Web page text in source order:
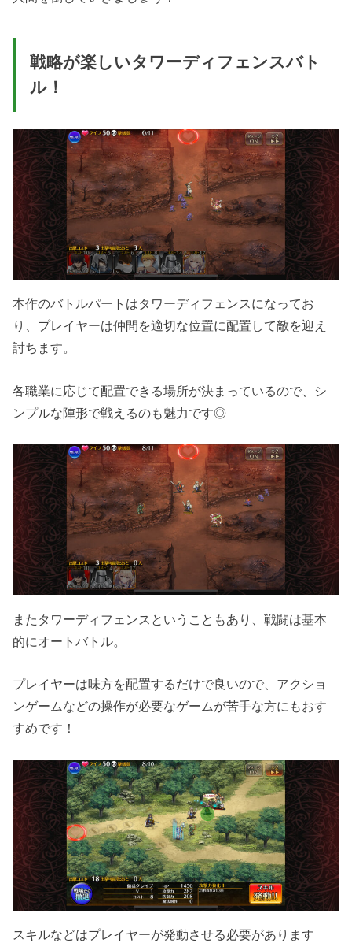
戦略が楽しいタワーディフェンスバト
ル！
本作のバトルパートはタワーディフェンスになってお
り、プレイヤーは仲間を適切な位置に配置して敵を迎え
討ちます。
各職業に応じて配置できる場所が決まっているので、シ
ンプルな陣形で戦えるのも魅力です◎
またタワーディフェンスということもあり、戦闘は基本
的にオートバトル。
プレイヤーは味方を配置するだけで良いので、アクショ
ンゲームなどの操作が必要なゲームが苦手な方にもおす
すめです！
スキルなどはプレイヤーが発動させる必要があります